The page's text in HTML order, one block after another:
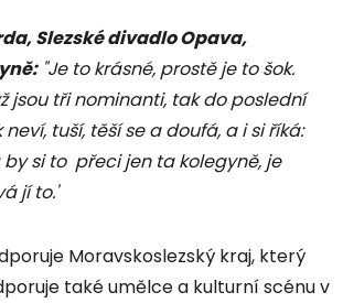
Slezské divadlo Opava,
:"Je to krásné, prostě je to šok.
jsou tři nominanti, tak do poslední
tuší, těší se a doufá, a i si říká:
by si to přeci jen ta kolegyně, je
jí to.'
Moravskoslezský kraj, který
také umělce a kulturní scénu v